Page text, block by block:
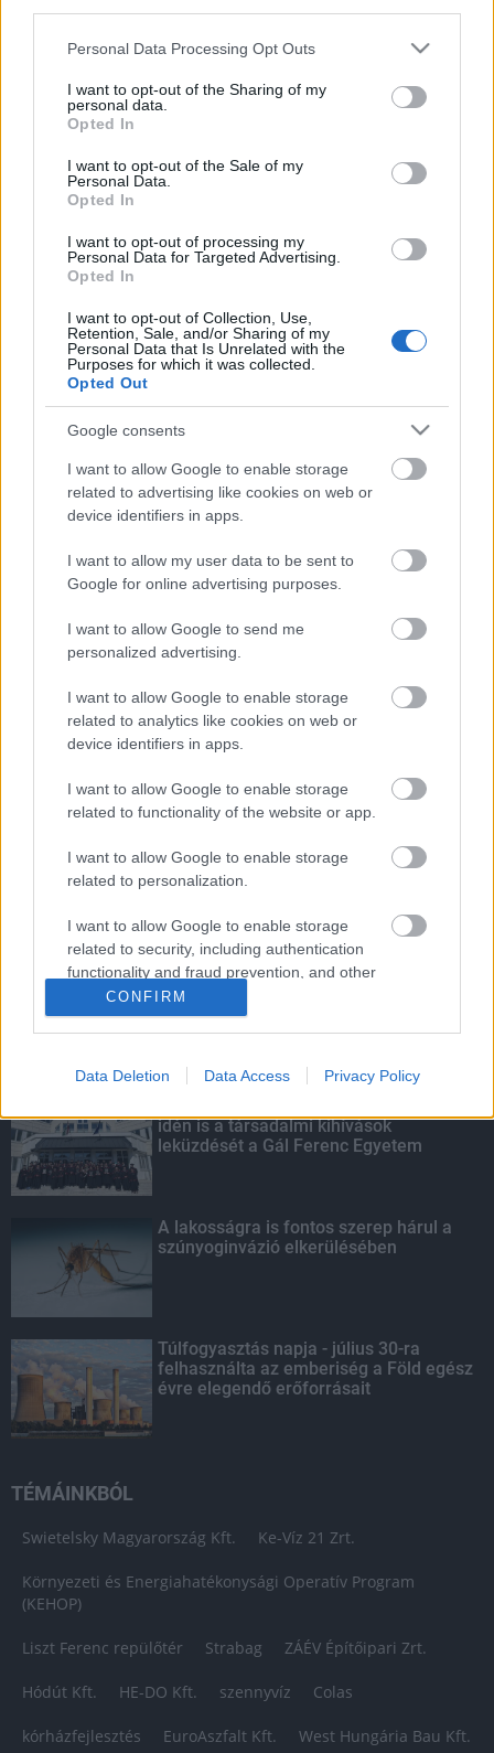
Please note that this website/app uses one or more Google
not limited to your visit or usage behaviour. You may click to
grant or deny consent to Google and its third-party tags to
use your data for below specified purposes in below Google
consent section.
Personal Data Processing Opt Outs
I want to opt-out of the Sharing of my
personal data.
Opted In
I want to opt-out of the Sale of my
Personal Data.
Opted In
I want to opt-out of processing my
Personal Data for Targeted Advertising.
Opted In
I want to opt-out of Collection, Use,
Retention, Sale, and/or Sharing of my
Personal Data that Is Unrelated with the
Purposes for which it was collected.
Opted Out
Google consents
I want to allow Google to enable storage
related to advertising like cookies on web or
device identifiers in apps.
I want to allow my user data to be sent to
Google for online advertising purposes.
I want to allow Google to send me
personalized advertising.
I want to allow Google to enable storage
related to analytics like cookies on web or
device identifiers in apps.
I want to allow Google to enable storage
related to functionality of the website or app.
I want to allow Google to enable storage
related to personalization.
I want to allow Google to enable storage
related to security, including authentication
functionality and fraud prevention, and other
user protection.
CONFIRM
Data Deletion Data Access Privacy Policy
felhasználta az emberiség a Föld egész
évre elegendő erőforrásait
Helyi hírek
BEINDULT AZ ŐSZIBARACKSZEZON,
SZEPTEMBERIG ÉLVEZHETJÜK
LEGOLVASOTTABB
szúnyoginvázió elkerülésében
Energiaválság: az éjszakai fordulat
bizakodásra ad okot
Túlfogyasztás napja - július 30-ra
felhasználta az emberiség a Föld egész
évre elegendő erőforrásait
idén is a társadalmi kihívások
leküzdését a Gál Ferenc Egyetem
A lakosságra is fontos szerep hárul a
szúnyoginvázió elkerülésében
Túlfogyasztás napja - július 30-ra
felhasználta az emberiség a Föld egész
évre elegendő erőforrásait
TÉMÁINKBÓL
Swietelsky Magyarország Kft. Ke-Víz 21 Zrt.
Környezeti és Energiahatékonysági Operatív Program
(KEHOP)
Liszt Ferenc repülőtér Strabag ZÁÉV Építőipari Zrt.
Hódút Kft. HE-DO Kft. szennyvíz Colas
kórházfejlesztés EuroAszfalt Kft. West Hungária Bau Kft.